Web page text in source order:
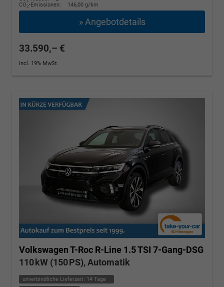
CO2-Emissionen: 146,00 g/km
» Angebotdetails
33.590,– €
incl. 19% MwSt.
Volkswagen T-Roc R-Line 1.5 TSI 7-Gang-DSG
110 kW (150 PS), Automatik
unverbindliche Lieferzeit: 14 Tage